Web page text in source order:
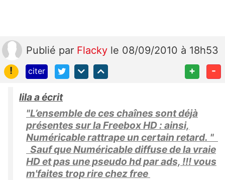
Publié par Flacky le 08/09/2010 à 18h53
!
citer + -
lila a écrit
"L’ensemble de ces chaînes sont déjà
présentes sur la Freebox HD : ainsi,
Numéricable rattrape un certain retard. "
Sauf que Numéricable diffuse de la vraie
HD et pas une pseudo hd par ads, !!! vous
m'faites trop rire chez free